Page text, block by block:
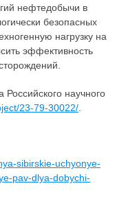
нефтедобычи в
безопасных
нагрузку на
эффективность
научного
23-79-30022/
sibirskie-uchyonye-
pav-dlya-dobychi-